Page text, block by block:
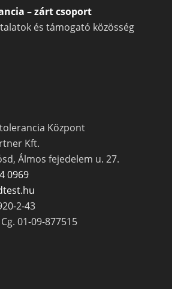
– zárt csoport
és támogató közösség
Központ
Kft.
Álmos fejedelem u. 27.
0969
2-43
01-09-877515